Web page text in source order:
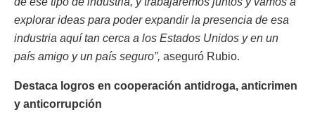
explorar ideas para poder expandir la presencia de esa
industria aquí tan cerca a los Estados Unidos y en un
país amigo y un país seguro”, aseguró Rubio.
Destaca logros en cooperación antidroga, anticrimen
y anticorrupción